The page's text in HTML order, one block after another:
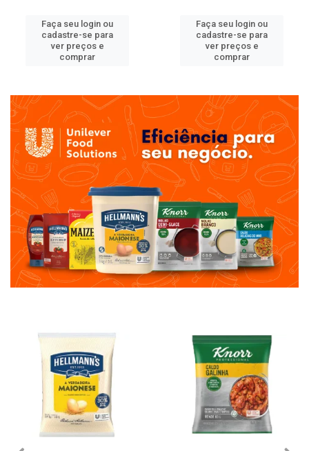
Faça seu login ou
cadastre-se para
ver preços e
comprar
Faça seu login ou
cadastre-se para
ver preços e
comprar